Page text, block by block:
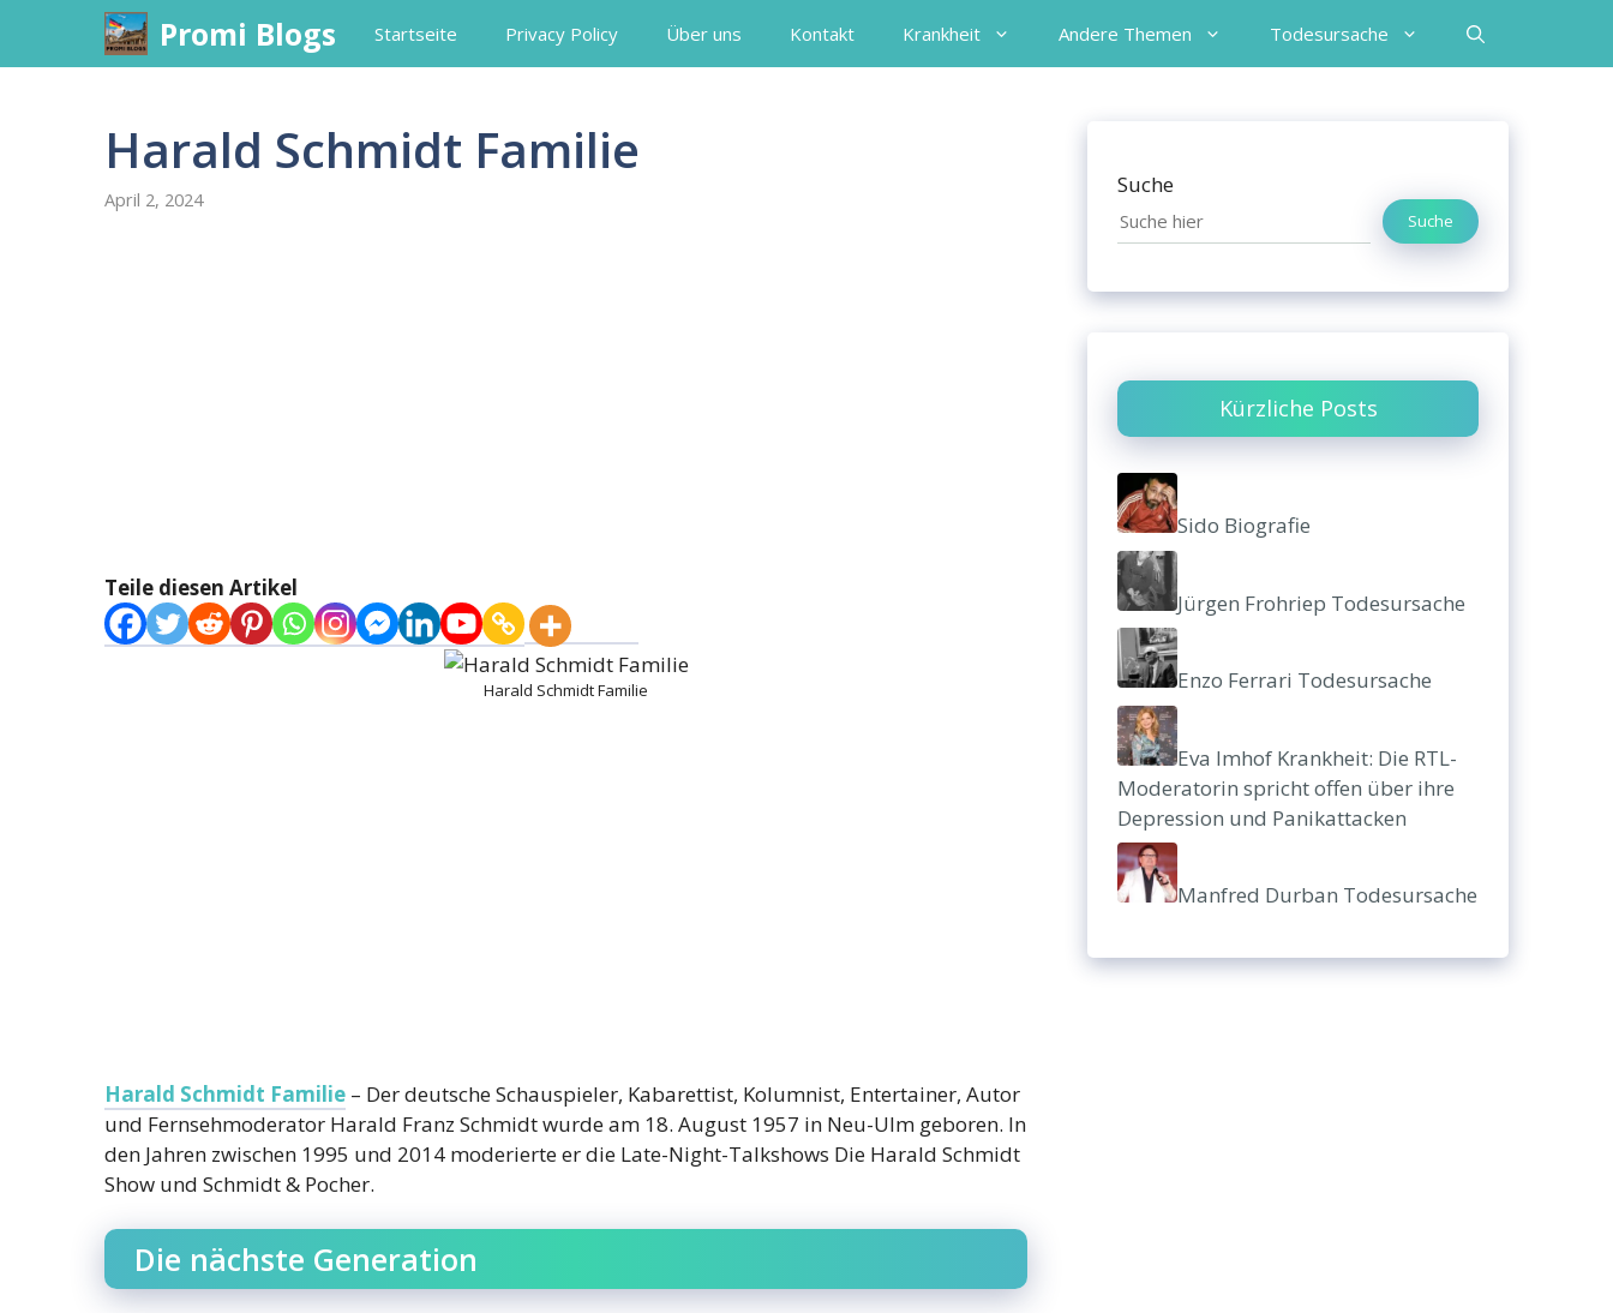
content
Promi Blogs Startseite Privacy Policy Über uns Kontakt Krankheit Andere Themen Todesursache
Harald Schmidt Familie
April 2, 2024
Teile diesen Artikel
Harald Schmidt Familie
Harald Schmidt Familie – Der deutsche Schauspieler, Kabarettist, Kolumnist, Entertainer, Autor
und Fernsehmoderator Harald Franz Schmidt wurde am 18. August 1957 in Neu-Ulm geboren. In
den Jahren zwischen 1995 und 2014 moderierte er die Late-Night-Talkshows Die Harald Schmidt
Show und Schmidt & Pocher.
Die nächste Generation
Suche
Suche
Kürzliche Posts
Sido Biografie
Jürgen Frohriep Todesursache
Enzo Ferrari Todesursache
Eva Imhof Krankheit: Die RTL-
Moderatorin spricht offen über ihre
Depression und Panikattacken
Manfred Durban Todesursache